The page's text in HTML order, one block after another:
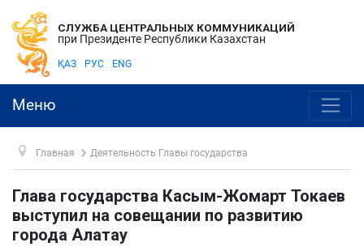
СЛУЖБА ЦЕНТРАЛЬНЫХ КОММУНИКАЦИЙ
при Президенте Республики Казахстан
ҚАЗ РУС ENG
Меню
Главная Деятельность Главы государства
Глава государства Касым-Жомарт Токаев
выступил на совещании по развитию
города Алатау